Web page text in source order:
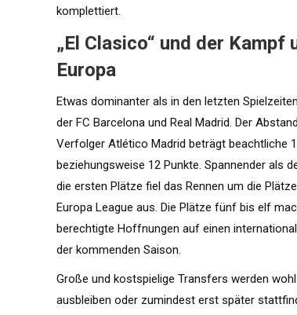
komplettiert.
„El Clasico“ und der Kampf
Europa
Etwas dominanter als in den letzten
der FC Barcelona und Real Madrid. Der
Verfolger Atlético Madrid beträgt beachtliche
beziehungsweise 12 Punkte. Spannender als
die ersten Plätze fiel das Rennen um die
Europa League aus. Die Plätze fünf bis elf
berechtigte Hoffnungen auf einen
der kommenden Saison.
Große und kostspielige Transfers werden
ausbleiben oder zumindest erst später